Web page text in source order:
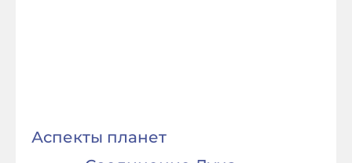
Аспекты планет